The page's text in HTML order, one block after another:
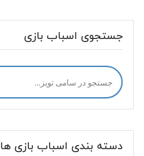
جستجوی اسباب بازی
دسته بندی اسباب بازی ها